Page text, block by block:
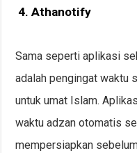
4. Athanotify
Sama seperti aplikasi
adalah pengingat waktu
untuk umat Islam.
waktu adzan otomatis
mempersiapkan